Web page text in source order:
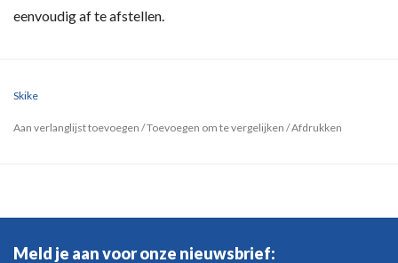
eenvoudig af te afstellen.
Skike
Aan verlanglijst toevoegen /Toevoegen om te vergelijken /Afdrukken
Meld je aan voor onze nieuwsbrief: